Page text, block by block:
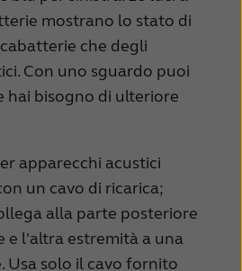
mostrano lo stato di
che degli
Con uno sguardo puoi
hai bisogno di ulteriore
apparecchi acustici
un cavo di ricarica;
alla parte posteriore
e l'altra estremità a una
Usa solo il cavo fornito